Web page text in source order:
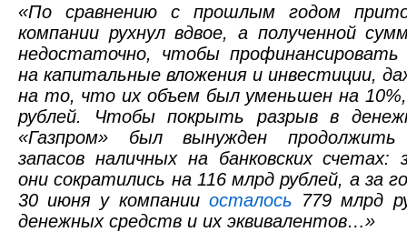
«По сравнению с прошлым годом
компании рухнул вдвое, а полученной
недостаточно, чтобы профинансировать
на капитальные вложения и инвестиции,
на то, что их объем был уменьшен на
рублей. Чтобы покрыть разрыв в
«Газпром» был вынужден продолжить
запасов наличных на банковских счетах:
они сократились на 116 млрд рублей, а за
30 июня у компании осталось 779 млрд
денежных средств и их эквивалентов…»